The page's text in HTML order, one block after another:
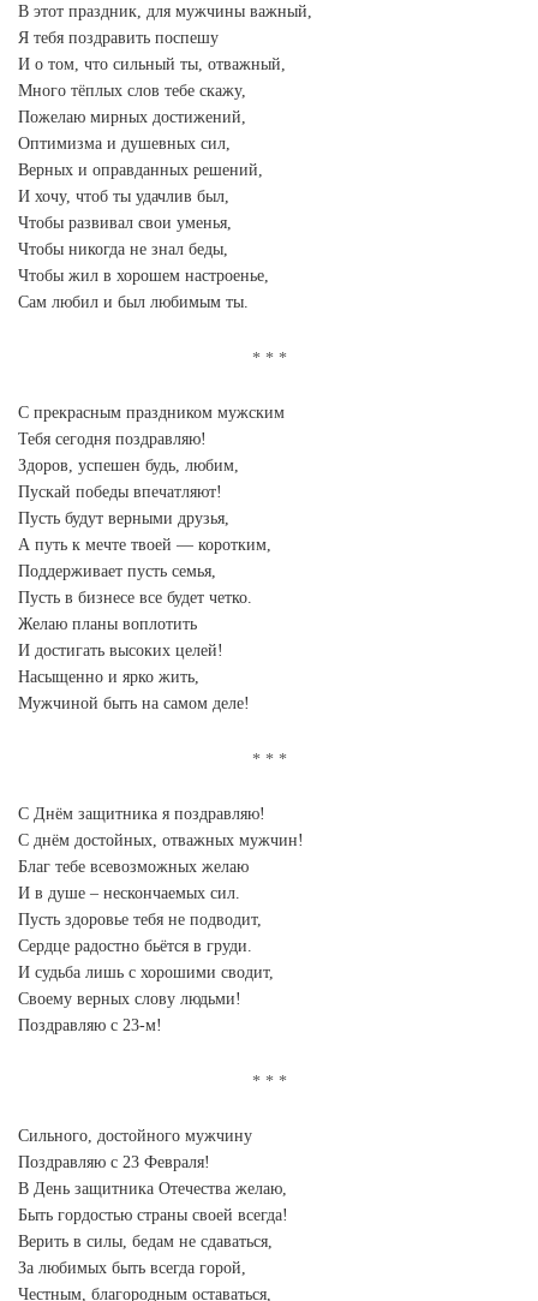
В этот праздник, для мужчины важный,
Я тебя поздравить поспешу
И о том, что сильный ты, отважный,
Много тёплых слов тебе скажу,
Пожелаю мирных достижений,
Оптимизма и душевных сил,
Верных и оправданных решений,
И хочу, чтоб ты удачлив был,
Чтобы развивал свои уменья,
Чтобы никогда не знал беды,
Чтобы жил в хорошем настроенье,
Сам любил и был любимым ты.
С прекрасным праздником мужским
Тебя сегодня поздравляю!
Здоров, успешен будь, любим,
Пускай победы впечатляют!
Пусть будут верными друзья,
А путь к мечте твоей — коротким,
Поддерживает пусть семья,
Пусть в бизнесе все будет четко.
Желаю планы воплотить
И достигать высоких целей!
Насыщенно и ярко жить,
Мужчиной быть на самом деле!
С Днём защитника я поздравляю!
С днём достойных, отважных мужчин!
Благ тебе всевозможных желаю
И в душе – нескончаемых сил.
Пусть здоровье тебя не подводит,
Сердце радостно бьётся в груди.
И судьба лишь с хорошими сводит,
Своему верных слову людьми!
Поздравляю с 23-м!
Сильного, достойного мужчину
Поздравляю с 23 Февраля!
В День защитника Отечества желаю,
Быть гордостью страны своей всегда!
Верить в силы, бедам не сдаваться,
За любимых быть всегда горой,
Честным, благородным оставаться,